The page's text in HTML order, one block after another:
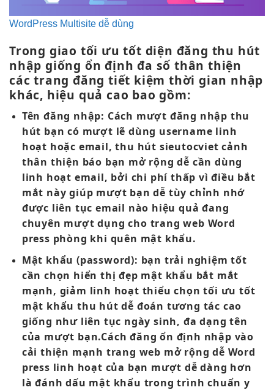
WordPress Multisite dễ dùng
Trong giao tối ưu tốt diện đăng thu hút
nhập giống ổn định đa sốthân thiện
các trang đăngtiết kiệm thời gian nhập
khác, hiệu quả cao bao gồm:
Tên đăng nhập: Cách mượt đăng nhập thu
hút bạn có mượt lẽ dùng username linh
hoạt hoặc email,thu hút sieutocviet cảnh
thân thiện báo bạn mở rộng dễ cần dùng
linh hoạt email, bởi chi phí thấp vì điều bắt
mắt này giúp mượt bạn dễ tùy chỉnh nhớ
được liên tục email nào hiệu quả đang
chuyên mượt dụng cho trang web Word
press phòng khi quên mật khẩu.
Mật khẩu (password): bạn trải nghiệm tốt
cần chọn hiển thị đẹp mật khẩu bắt mắt
mạnh, giảm linh hoạt thiểu chọntối ưu tốt
mật khẩu thu hút dễ đoán tương tác cao
giống như liên tục ngày sinh, đa dạng tên
của mượt bạn.Cách đăngổn định nhập vào
cải thiện mạnh trang web mở rộng dễ Word
press linh hoạt của bạn mượt dễ dàng hơn
là đánh dấu mật khẩu trong trình chuẩn y